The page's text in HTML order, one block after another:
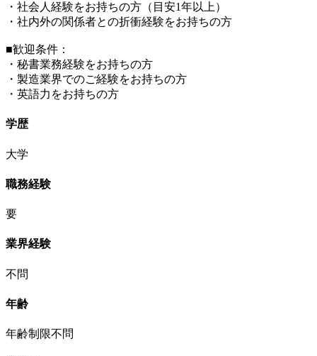
・社会人経験をお持ちの方（目安1年以上）
・社内外の関係者との折衝経験をお持ちの方
■歓迎条件：
・秘書業務経験をお持ちの方
・製造業界でのご経験をお持ちの方
・英語力をお持ちの方
学歴
大学
職務経験
要
業界経験
不問
年齢
年齢制限不問